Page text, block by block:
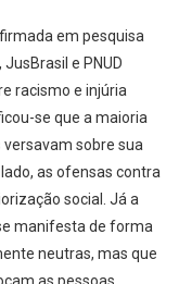
em pesquisa
e PNUD
racismo e injúria
se que a maioria
sobre sua
as ofensas contra
social. Já a
manifesta de forma
neutras, mas que
as pessoas